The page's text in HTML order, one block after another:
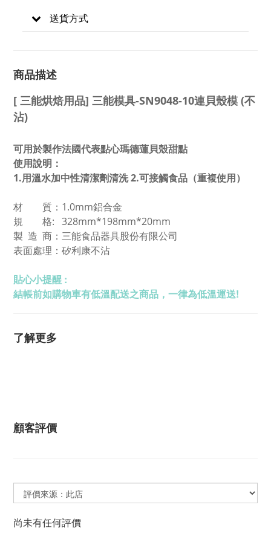
送貨方式
商品描述
[ 三能烘焙用品] 三能模具-SN9048-10連貝殼模 (不
沾)
可用於製作法國代表點心瑪德蓮貝殼甜點
使用說明：
1.用溫水加中性清潔劑清洗 2.可接觸食品（重複使用）
材 質：1.0mm鋁合金
規 格: 328mm*198mm*20mm
製 造 商：三能食品器具股份有限公司
表面處理：矽利康不沾
貼心小提醒 :
結帳前如購物車有低溫配送之商品，一律為低溫運送!
了解更多
顧客評價
尚未有任何評價